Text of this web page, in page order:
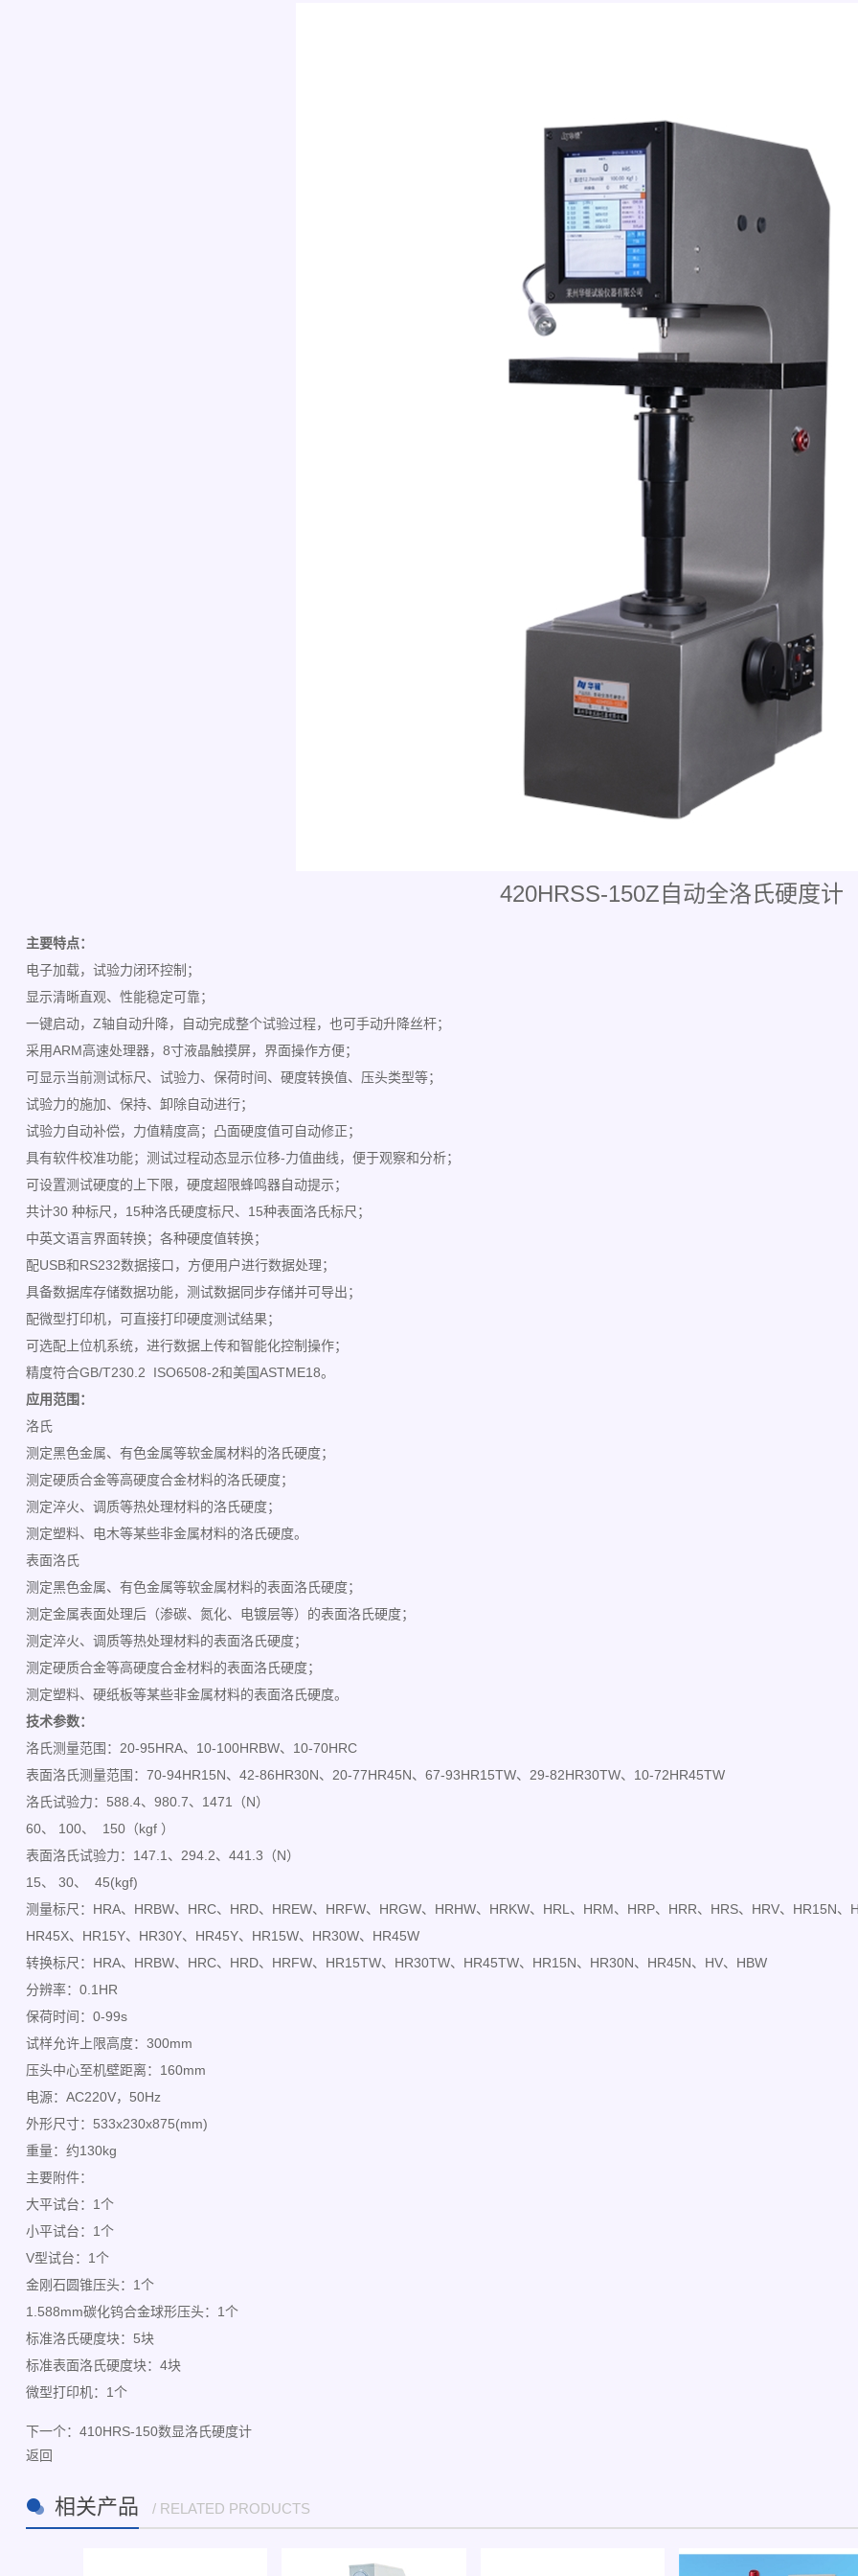
420HRSS-150Z自动全洛氏硬度计
主要特点：
电子加载，试验力闭环控制；
显示清晰直观、性能稳定可靠；
一键启动，Z轴自动升降，自动完成整个试验过程，也可手动升降丝杆；
采用ARM高速处理器，8寸液晶触摸屏，界面操作方便；
可显示当前测试标尺、试验力、保荷时间、硬度转换值、压头类型等；
试验力的施加、保持、卸除自动进行；
试验力自动补偿，力值精度高；凸面硬度值可自动修正；
具有软件校准功能；测试过程动态显示位移-力值曲线，便于观察和分析；
可设置测试硬度的上下限，硬度超限蜂鸣器自动提示；
共计30 种标尺，15种洛氏硬度标尺、15种表面洛氏标尺；
中英文语言界面转换；各种硬度值转换；
配USB和RS232数据接口，方便用户进行数据处理；
具备数据库存储数据功能，测试数据同步存储并可导出；
配微型打印机，可直接打印硬度测试结果；
可选配上位机系统，进行数据上传和智能化控制操作；
精度符合GB/T230.2 ISO6508-2和美国ASTME18。
应用范围：
洛氏
测定黑色金属、有色金属等软金属材料的洛氏硬度；
测定硬质合金等高硬度合金材料的洛氏硬度；
测定淬火、调质等热处理材料的洛氏硬度；
测定塑料、电木等某些非金属材料的洛氏硬度。
表面洛氏
测定黑色金属、有色金属等软金属材料的表面洛氏硬度；
测定金属表面处理后（渗碳、氮化、电镀层等）的表面洛氏硬度；
测定淬火、调质等热处理材料的表面洛氏硬度；
测定硬质合金等高硬度合金材料的表面洛氏硬度；
测定塑料、硬纸板等某些非金属材料的表面洛氏硬度。
技术参数：
洛氏测量范围：20-95HRA、10-100HRBW、10-70HRC
表面洛氏测量范围：70-94HR15N、42-86HR30N、20-77HR45N、67-93HR15TW、 29-82HR30TW、10-72HR45TW
洛氏试验力：588.4、980.7、1471（N）
60、 100、 150（kgf ）
表面洛氏试验力：147.1、294.2、441.3（N）
15、 30、 45(kgf)
测量标尺：HRA、HRBW、HRC、HRD、HREW、HRFW、HRGW、HRHW、HRKW、 HRL、HRM、HRP、HRR、HRS、HRV、HR15N
HR45X、HR15Y、HR30Y、HR45Y、 HR15W、HR30W、HR45W
转换标尺：HRA、HRBW、HRC、HRD、HRFW、HR15TW、HR30TW、HR45TW、HR15N、 HR30N、HR45N、HV、HBW
分辨率：0.1HR
保荷时间：0-99s
试样允许上限高度：300mm
压头中心至机壁距离：160mm
电源：AC220V，50Hz
外形尺寸：533x230x875(mm)
重量：约130kg
主要附件：
大平试台：1个
小平试台：1个
V型试台：1个
金刚石圆锥压头：1个
1.588mm碳化钨合金球形压头：1个
标准洛氏硬度块：5块
标准表面洛氏硬度块：4块
微型打印机：1个
下一个： 410HRS-150数显洛氏硬度计
返回
相关产品 / RELATED PRODUCTS